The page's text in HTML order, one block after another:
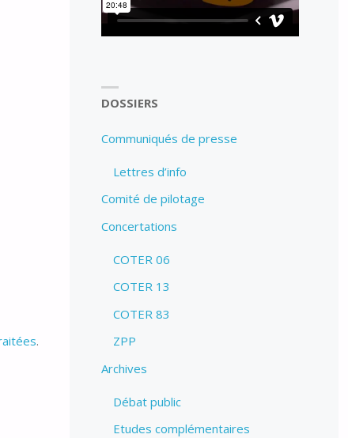
.
DOSSIERS
Communiqués de presse
Lettres d’info
Comité de pilotage
Concertations
COTER 06
COTER 13
COTER 83
ZPP
Archives
Débat public
Etudes complémentaires